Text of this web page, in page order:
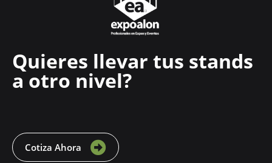
Quieres llevar tus stands
a otro nivel?
Cotiza Ahora